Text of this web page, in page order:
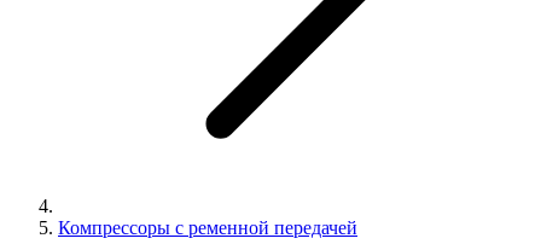
Компрессоры с ременной передачей